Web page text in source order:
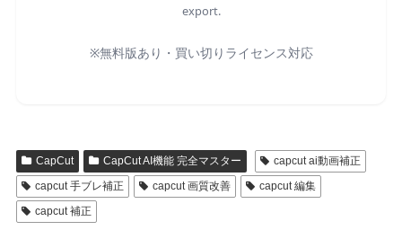
export.
※無料版あり・買い切りライセンス対応
CapCut CapCut AI機能 完全マスター
capcut ai動画補正
capcut 手ブレ補正
capcut 画質改善
capcut 編集
capcut 補正